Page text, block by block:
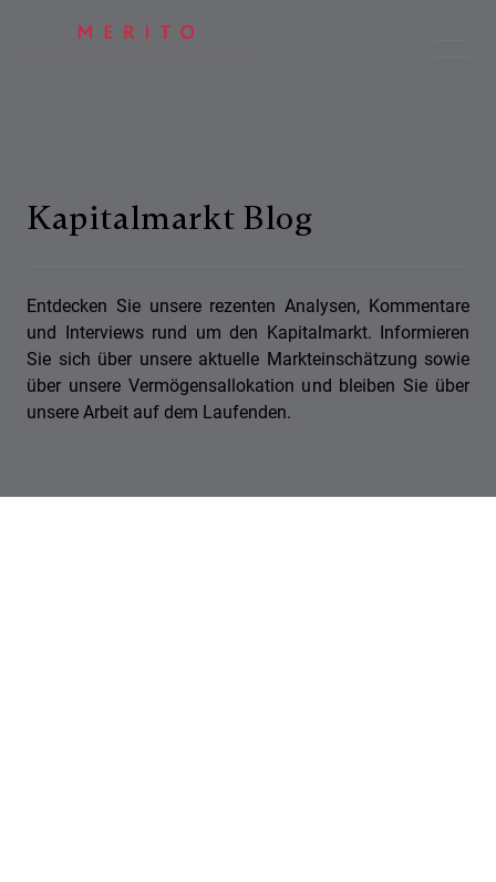
Kapitalmarkt Blog
Entdecken Sie unsere rezenten Analysen, Kommentare
und Interviews rund um den Kapitalmarkt. Informieren
Sie sich über unsere aktuelle Markteinschätzung sowie
über unsere Vermögensallokation und bleiben Sie über
unsere Arbeit auf dem Laufenden.